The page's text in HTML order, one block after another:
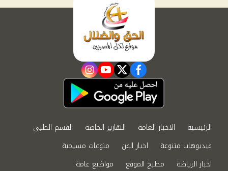
facebook
twitter
youtube
instagram
الرئيسية الاخبار العامة التقارير الخاصة
القسم الطبي
فيديوهات متنوعة
اخبار الفن
منوعات مسيحية
اخبار الرياضة
مطبخ الموقع مواضيع عامة